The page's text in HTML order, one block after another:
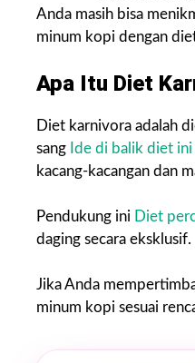
Anda masih bisa
minum kopi dengan
Apa Itu Diet
Diet karnivora adalah
sang Ide di balik diet ini
kacang-kacangan dan
Pendukung ini Diet
daging secara eksklusif.
Jika Anda
minum kopi sesuai